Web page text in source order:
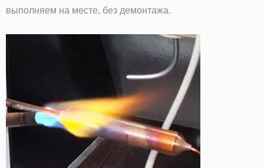
выполняем на месте, без демонтажа.